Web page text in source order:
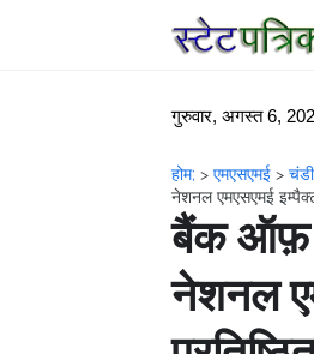
गुरुवार, अगस्त 6,
होम; > एमएसएमई >
नेशनल एमएसएमई
बैंक ऑफ़
नेशनल